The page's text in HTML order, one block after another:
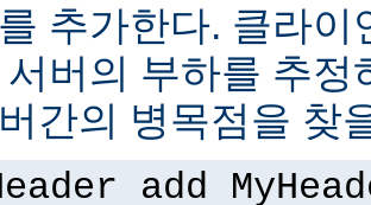
추가한다. 클라
서버의 부하를 추
간의 병목점을 찾
add